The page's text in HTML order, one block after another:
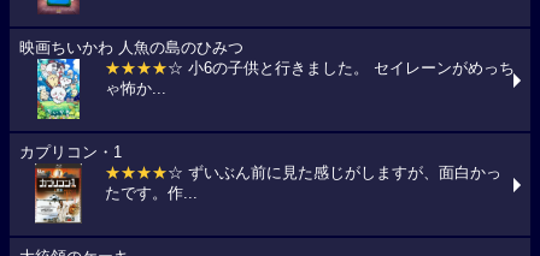
映画ちいかわ 人魚の島のひみつ
★★★★☆ 小6の子供と行きました。 セイレーンがめっち
ゃ怖か...
カプリコン・1
★★★★☆ ずいぶん前に見た感じがしますが、面白かっ
たです。作...